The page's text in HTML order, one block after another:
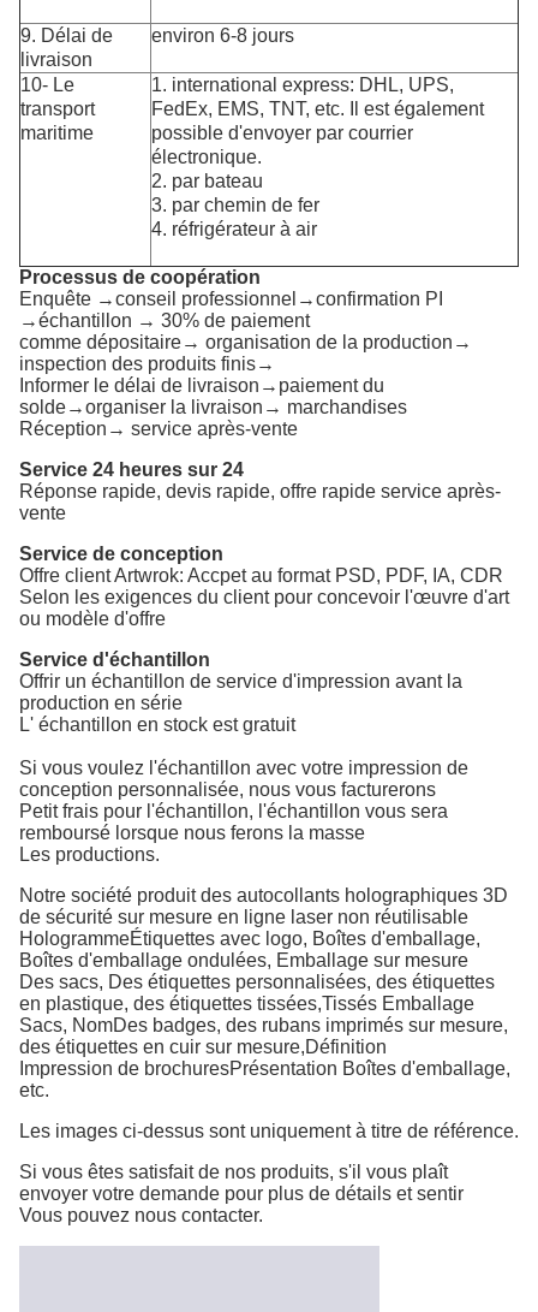
9. Délai de
livraison
environ 6-8 jours
10- Le
transport
maritime
1. international express: DHL, UPS,
FedEx, EMS, TNT, etc. Il est également
possible d'envoyer par courrier
électronique.
2. par bateau
3. par chemin de fer
4. réfrigérateur à air
Processus de coopération
Enquête →conseil professionnel→confirmation PI
→échantillon → 30% de paiement
comme dépositaire→ organisation de la production→
inspection des produits finis→
Informer le délai de livraison→paiement du
solde→organiser la livraison→ marchandises
Réception→ service après-vente
Service 24 heures sur 24
Réponse rapide, devis rapide, offre rapide service après-
vente
Service de conception
Offre client Artwrok: Accpet au format PSD, PDF, IA, CDR
Selon les exigences du client pour concevoir l'œuvre d'art
ou modèle d'offre
Service d'échantillon
Offrir un échantillon de service d'impression avant la
production en série
L' échantillon en stock est gratuit
Si vous voulez l'échantillon avec votre impression de
conception personnalisée, nous vous facturerons
Petit frais pour l'échantillon, l'échantillon vous sera
remboursé lorsque nous ferons la masse
Les productions.
Notre société produit des autocollants holographiques 3D
de sécurité sur mesure en ligne laser non réutilisable
HologrammeÉtiquettes avec logo, Boîtes d'emballage,
Boîtes d'emballage ondulées, Emballage sur mesure
Des sacs, Des étiquettes personnalisées, des étiquettes
en plastique, des étiquettes tissées,Tissés Emballage
Sacs, NomDes badges, des rubans imprimés sur mesure,
des étiquettes en cuir sur mesure,Définition
Impression de brochuresPrésentation Boîtes d'emballage,
etc.
Les images ci-dessus sont uniquement à titre de référence.
Si vous êtes satisfait de nos produits, s'il vous plaît
envoyer votre demande pour plus de détails et sentir
Vous pouvez nous contacter.